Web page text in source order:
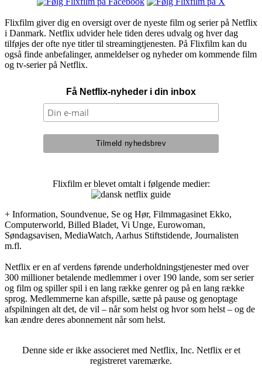
Flixfilm giver dig en oversigt over de nyeste film og serier på Netflix
i Danmark. Netflix udvider hele tiden deres udvalg og hver dag
tilføjes der ofte nye titler til streamingtjenesten. På Flixfilm kan du
også finde anbefalinger, anmeldelser og nyheder om kommende film
og tv-serier på Netflix.
Få Netflix-nyheder i din inbox
Flixfilm er blevet omtalt i følgende medier:
+ Information, Soundvenue, Se og Hør, Filmmagasinet Ekko,
Computerworld, Billed Bladet, Vi Unge, Eurowoman,
Søndagsavisen, MediaWatch, Aarhus Stiftstidende, Journalisten
m.fl.
Netflix er en af verdens førende underholdningstjenester med over
300 millioner betalende medlemmer i over 190 lande, som ser serier
og film og spiller spil i en lang række genrer og på en lang række
sprog. Medlemmerne kan afspille, sætte på pause og genoptage
afspilningen alt det, de vil – når som helst og hvor som helst – og de
kan ændre deres abonnement når som helst.
Denne side er ikke associeret med Netflix, Inc. Netflix er et
registreret varemærke.